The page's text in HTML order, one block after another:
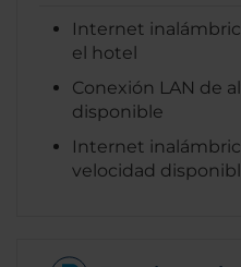
Internet
el hotel
Conexión LAN de
disponible
Internet
velocidad